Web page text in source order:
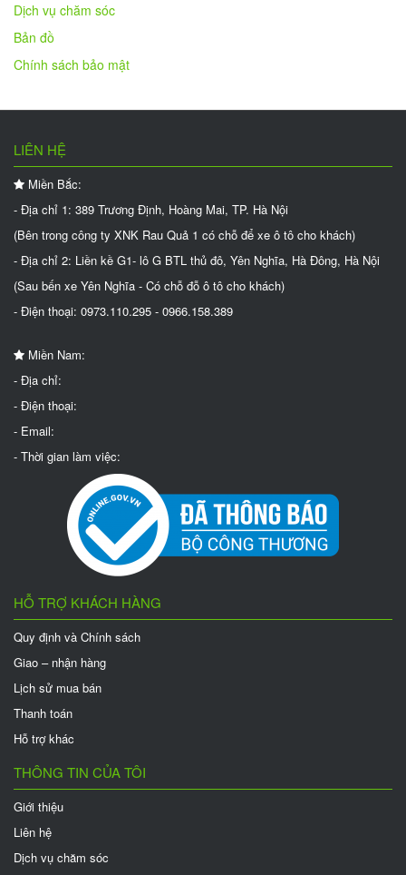
Dịch vụ chăm sóc
Bản đồ
Chính sách bảo mật
LIÊN HỆ
Miền Bắc:
- Địa chỉ 1: 389 Trương Định, Hoàng Mai, TP. Hà Nội
(Bên trong công ty XNK Rau Quả 1 có chỗ để xe ô tô cho khách)
- Địa chỉ 2: Liền kề G1- lô G BTL thủ đô, Yên Nghĩa, Hà Đông, Hà Nội
(Sau bến xe Yên Nghĩa - Có chỗ đỗ ô tô cho khách)
- Điện thoại: 0973.110.295 - 0966.158.389
Miền Nam:
- Địa chỉ:
- Điện thoại:
- Email:
- Thời gian làm việc:
HỖ TRỢ KHÁCH HÀNG
Quy định và Chính sách
Giao – nhận hàng
Lịch sử mua bán
Thanh toán
Hỗ trợ khác
THÔNG TIN CỦA TÔI
Giới thiệu
Liên hệ
Dịch vụ chăm sóc